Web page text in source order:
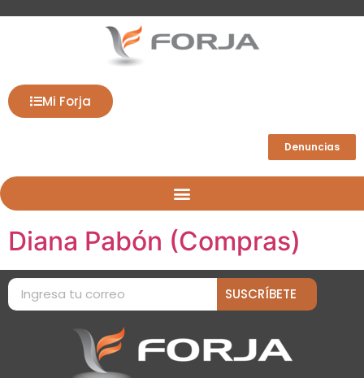
Mi Forja
Denuncias
Diana Pabón (Compras)
SUSCRÍBETE